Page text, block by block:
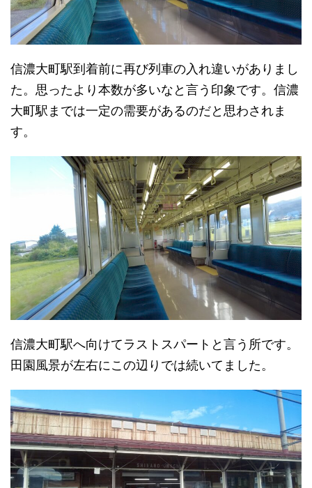
信濃大町駅到着前に再び列車の入れ違いがありまし
た。思ったより本数が多いなと言う印象です。信濃
大町駅までは一定の需要があるのだと思わされま
す。
信濃大町駅へ向けてラストスパートと言う所です。
田園風景が左右にこの辺りでは続いてました。